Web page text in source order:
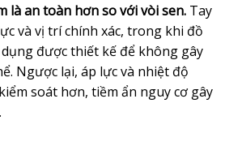
là an toàn hơn so với vòi sen. Tay
và vị trí chính xác, trong khi đồ
được thiết kế để không gây
Ngược lại, áp lực và nhiệt độ
soát hơn, tiềm ẩn nguy cơ gây